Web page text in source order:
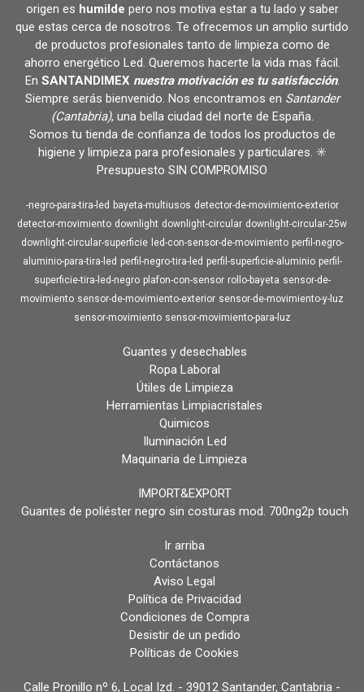
origen es humilde pero nos motiva estar a tu lado y saber
que estas cerca de nosotros. Te ofrecemos un amplio surtido
de productos profesionales tanto de limpieza como de
ahorro energético Led. Queremos hacerte la vida mas fácil.
En SANTANDIMEX nuestra motivación es tu satisfacción.
Siempre serás bienvenido. Nos encontramos en Santander
(Cantabria), una bella ciudad del norte de España.
Somos tu tienda de confianza de todos los productos de
higiene y limpieza para profesionales y particulares. ✳️
Presupuesto SIN COMPROMISO
-negro-para-tira-led bayeta-multiusos detector-de-movimiento-exterior
detector-movimiento downlight downlight-circular downlight-circular-25w
downlight-circular-superficie
led-con-sensor-de-movimiento perfil-negro-
aluminio-para-tira-led perfil-negro-tira-led perfil-superficie-aluminio perfil-
superficie-tira-led-negro plafon-con-sensor rollo-bayeta sensor-de-
movimiento sensor-de-movimiento-exterior sensor-de-movimiento-y-luz
sensor-movimiento sensor-movimiento-para-luz
Guantes y desechables
Ropa Laboral
Útiles de Limpieza
Herramientas Limpiacristales
Quimicos
Iluminación Led
Maquinaria de Limpieza
IMPORT&EXPORT
Guantes de poliéster negro sin costuras mod. 700ng2p touch
Ir arriba
Contáctanos
Aviso Legal
Política de Privacidad
Condiciones de Compra
Desistir de un pedido
Políticas de Cookies
Calle Pronillo nº 6, Local Izd. - 39012 Santander, Cantabria -